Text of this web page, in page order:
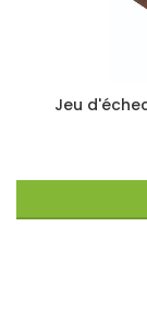
Jeu